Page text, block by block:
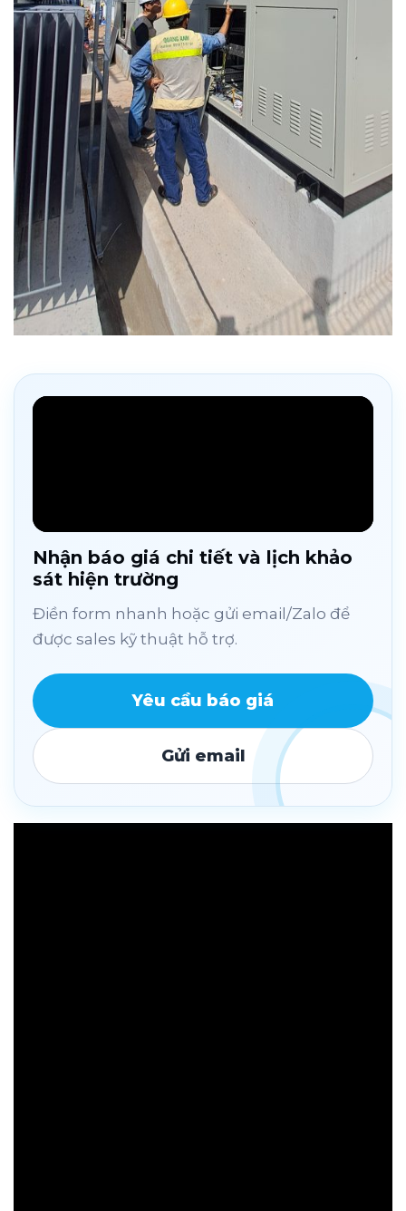
Nhận báo giá chi tiết và lịch khảo
sát hiện trường
Điền form nhanh hoặc gửi email/Zalo để
được sales kỹ thuật hỗ trợ.
Yêu cầu báo giá
Gửi email